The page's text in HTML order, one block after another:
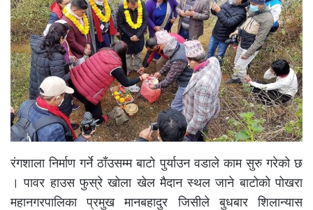
रंगशाला निर्माण गर्ने ठाँउसम्म बाटो पुर्याउन वडाले काम सुरु गरेको छ
। पावर हाउस फुस्रे खोला खेल मैदान स्थल जाने बाटोको पोखरा
महानगरपालिका प्रमुख मानबहादुर जिसीले बुधबार शिलान्यास